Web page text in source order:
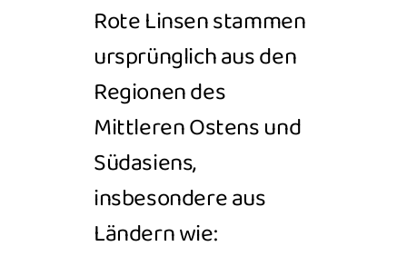
Rote Linsen stammen
ursprünglich aus den
Regionen des
Mittleren Ostens und
Südasiens,
insbesondere aus
Ländern wie: